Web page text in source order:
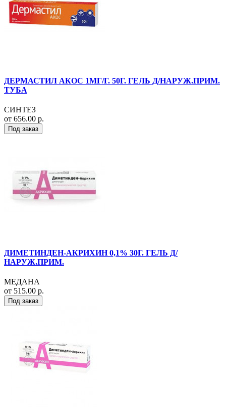
ДЕРМАСТИЛ АКОС 1МГ/Г. 50Г. ГЕЛЬ Д/НАРУЖ.ПРИМ.
ТУБА
СИНТЕЗ
от 656.00 р.
Под заказ
ДИМЕТИНДЕН-АКРИХИН 0,1% 30Г. ГЕЛЬ Д/
НАРУЖ.ПРИМ.
МЕДАНА
от 515.00 р.
Под заказ